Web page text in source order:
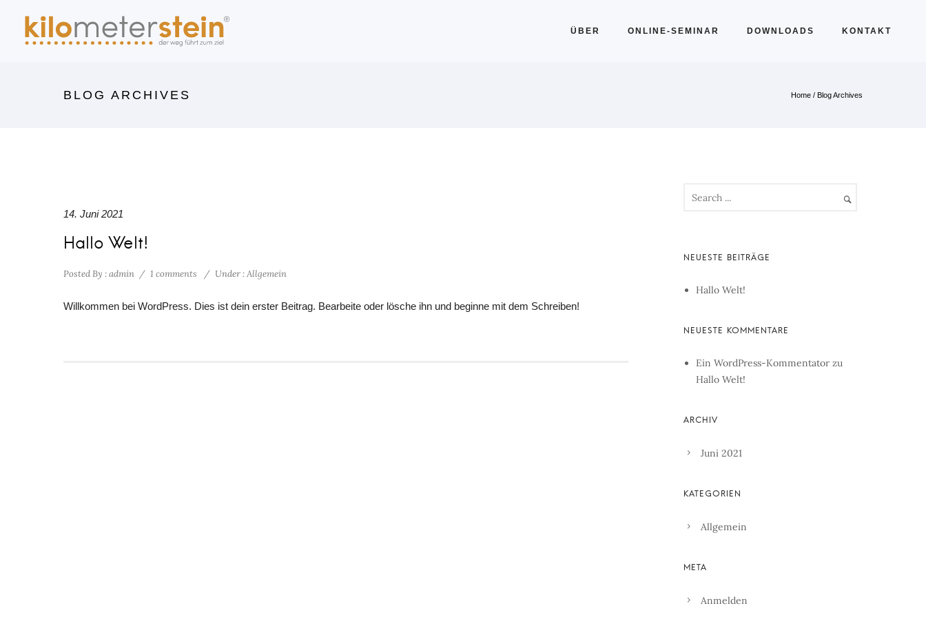
ÜBER ONLINE-SEMINAR DOWNLOADS KONTAKT
BLOG ARCHIVES Home / Blog Archives
14. Juni 2021
Hallo Welt!
Posted By : admin / 1 comments / Under :Allgemein
Willkommen bei WordPress. Dies ist dein erster Beitrag. Bearbeite oder lösche ihn und beginne mit dem Schreiben!
Hallo Welt!
Ein WordPress-Kommentator zu
Hallo Welt!
Juni 2021
Allgemein
Anmelden